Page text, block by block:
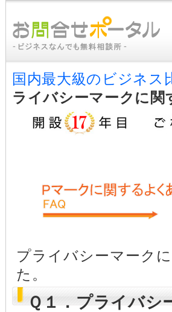
国内最大級のビジネス
ライバシーマークに関
プライバシーマーク
た。
Ｑ１．プライバシ